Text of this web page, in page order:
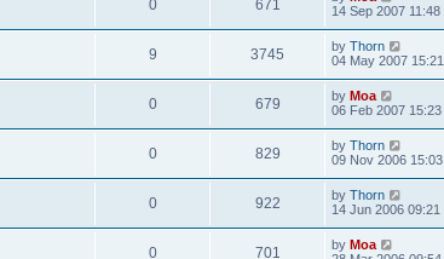
0 671
14 Sep 2007 11:48
9 3745 by Thorn
04 May 2007 15:21
0 679 by Moa
06 Feb 2007 15:23
0 829 by Thorn
09 Nov 2006 15:03
0 922 by Thorn
14 Jun 2006 09:21
0 701 by Moa